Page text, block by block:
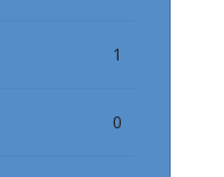
1
0